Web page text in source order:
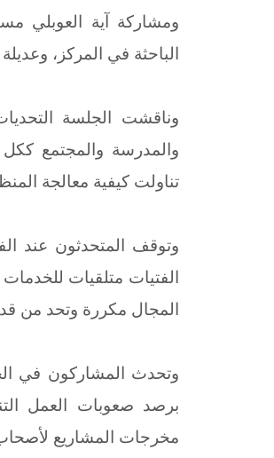
ومشاركة آية العوبلي
الباحثة في المركز،
وناقشت الجلسة
والمدرسة والمجتمع ككل
تناولت كيفية معالجة
وتوقف المتحدثون عند
الفتيات متلقيات
المجال مكررة وتحد من
وتحدث المشاركون في
برصد صعوبات العمل
مخرجات المشاريع